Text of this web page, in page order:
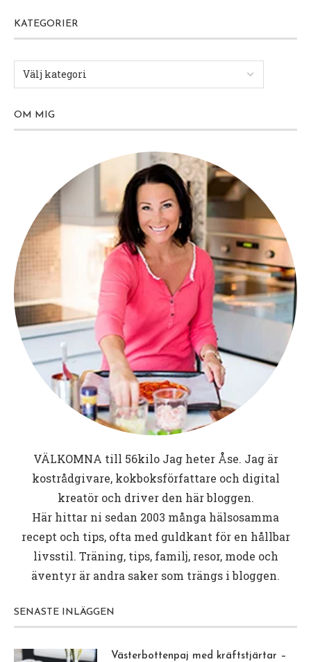
KATEGORIER
OM MIG
VÄLKOMNA till 56kiloJag heter Åse. Jag är
kostrådgivare, kokboksförfattare och digital
kreatör och driver den här bloggen.
Här hittar ni sedan 2003 många hälsosamma
recept och tips, ofta med guldkant för en hållbar
livsstil. Träning, tips, familj, resor, mode och
äventyr är andra saker som trängs i bloggen.
SENASTE INLÄGGEN
Västerbottenpaj med kräftstjärtar –